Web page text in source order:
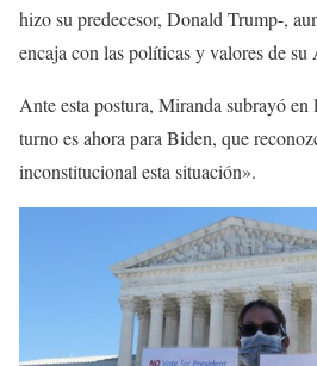
hizo su predecesor, Donald Trump-,
encaja con las políticas y valores de
Ante esta postura, Miranda subrayó en
turno es ahora para Biden, que
inconstitucional esta situación».